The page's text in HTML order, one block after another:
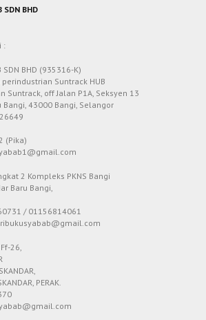
SDN BHD
:
SDN BHD (935316-K)
Suntrack HUB
Suntrack, off Jalan P1A, Seksyen 13
Bangi, 43000 Bangi, Selangor
(Pika)
2 Kompleks PKNS Bangi
Baru Bangi,
/ 01156814061
26,
PERAK.